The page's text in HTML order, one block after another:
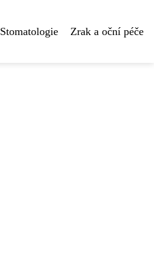
Stomatologie Zrak a oční péče